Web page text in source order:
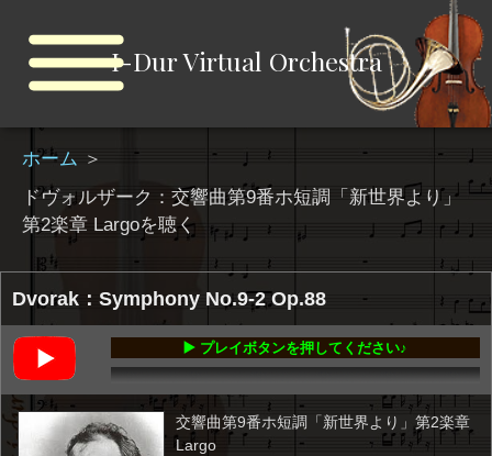
I-Dur Virtual Orchestra
ホーム ＞
ドヴォルザーク：交響曲第9番ホ短調「新世界より」
第2楽章 Largoを聴く
Dvorak：Symphony No.9-2 Op.88
▶️ プレイボタンを押してください♪
交響曲第9番ホ短調「新世界より」第2楽章
Largo